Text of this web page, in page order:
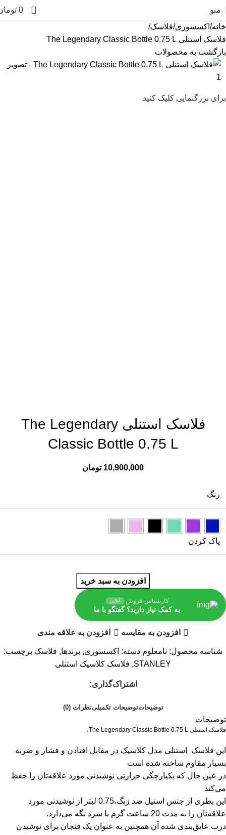
منو 0
0
خانه اکسسوری فلاسک
فلاسک استنلی The Legendary Classic Bottle 0.75 L
بازگشت به محصولات
برای بزرگنمایی کلیک کنید
فلاسک استنلی The Legendary
Classic Bottle 0.75 L
10,900,000 تومان
رنگ
پاک کردن
افزودن به سبد خرید
کارشناس فروش آنلاین
به کمک نیاز دارید؟ گفتگو با ما
افزودن به مقایسه افزودن به علاقه مندی
شناسه محصول: نامعلوم دسته: اکسسوری, برندها, فلاسک برچسب:
STANLEY
, فلاسک کلاسیک استنلی
اشتراک‌گذاری:
توضیحاتتوضیحات تکمیلینظرات (0)
توضیحات
فلاسک استنلی The Legendary Classic Bottle 0.75 L،
این فلاسک استنلی مدل کلاسیک در مقابل افتادن و فشار و ضربه
بسیار مقاوم ساخته شده است
در عین حال که یکپارچگی حرارتی نوشیدنی مورد علاقه‌تان را حفظ
می‌کند
این بطری از جنس استیل ضد زنگ،0.75 لیتر از نوشیدنی مورد
علاقه‌تان را به مدت 20 ساعت گرم یا سرد نگه می‌دارد.
درب عایق‌بندی شده آن همچنین به عنوان یک فنجان برای نوشیدن